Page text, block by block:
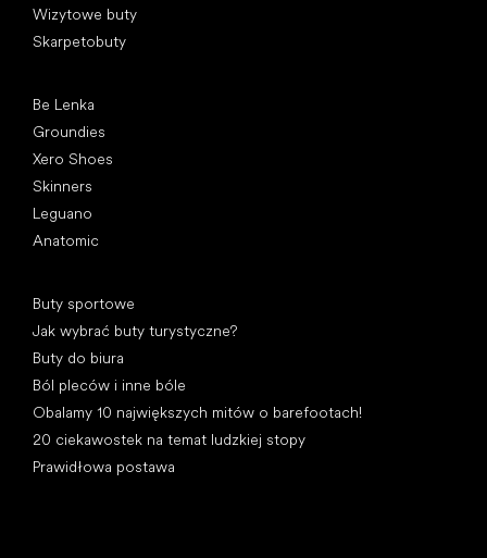
Wizytowe buty
Skarpetobuty
Be Lenka
Groundies
Xero Shoes
Skinners
Leguano
Anatomic
Buty sportowe
Jak wybrać buty turystyczne?
Buty do biura
Ból pleców i inne bóle
Obalamy 10 największych mitów o barefootach!
20 ciekawostek na temat ludzkiej stopy
Prawidłowa postawa